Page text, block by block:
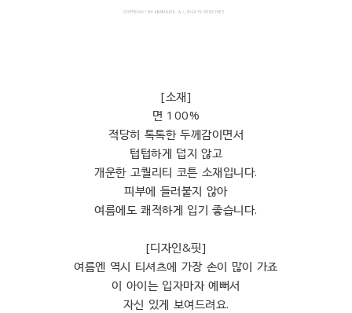
[소재]
면 100%
적당히 톡톡한 두께감이면서
텁텁하게 덥지 않고
개운한 고퀄리티 코튼 소재입니다.
피부에 들러붙지 않아
여름에도 쾌적하게 입기 좋습니다.
[디자인&핏]
여름엔 역시 티셔츠에 가장 손이 많이 가죠
이 아이는 입자마자 예뻐서
자신 있게 보여드려요.